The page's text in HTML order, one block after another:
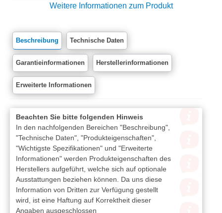
Weitere Informationen zum Produkt
Beschreibung Technische Daten
Garantieinformationen Herstellerinformationen
Erweiterte Informationen
Beachten Sie bitte folgenden Hinweis
In den nachfolgenden Bereichen "Beschreibung",
"Technische Daten", "Produkteigenschaften",
"Wichtigste Spezifikationen" und "Erweiterte
Informationen" werden Produkteigenschaften des
Herstellers aufgeführt, welche sich auf optionale
Ausstattungen beziehen können. Da uns diese
Information von Dritten zur Verfügung gestellt
wird, ist eine Haftung auf Korrektheit dieser
Angaben ausgeschlossen